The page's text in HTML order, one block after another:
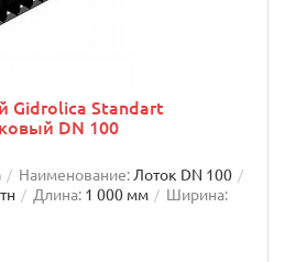
Gidrolica Standart
DN 100
Наименование: Лоток DN 100
Длина: 1 000 мм
Ширина: